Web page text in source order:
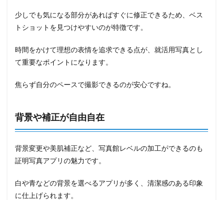
少しでも気になる部分があればすぐに修正できるため、ベス
トショットを見つけやすいのが特徴です。
時間をかけて理想の表情を追求できる点が、就活用写真とし
て重要なポイントになります。
焦らず自分のペースで撮影できるのが安心ですね。
背景や補正が自由自在
背景変更や美肌補正など、写真館レベルの加工ができるのも
証明写真アプリの魅力です。
白や青などの背景を選べるアプリが多く、清潔感のある印象
に仕上げられます。